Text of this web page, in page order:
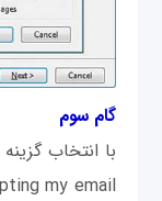
گام سوم